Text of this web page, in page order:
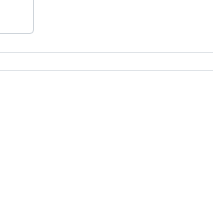
for results.